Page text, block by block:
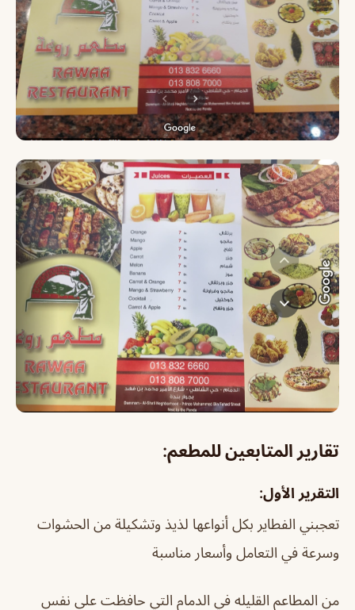
تقارير المتابعين للمطعم:
التقرير الأول:
تعجبني الفطاير بكل أنواعها لذيذ وتشكيلة من الحشوات
وسرعة في التعامل وأسعار مناسبة
من المطاعم القليله في الدمام التي حافظت على نفس